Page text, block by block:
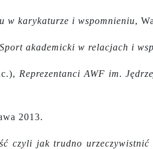
w karykaturze i wspomnieniu,
Sport akademicki w relacjach i
Reprezentanci AWF im.
2013.
czyli jak trudno urzeczywistnić